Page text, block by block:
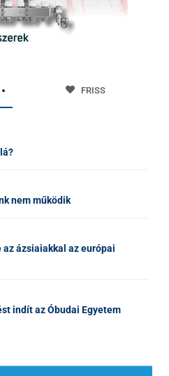
FRISS
nem működik
az ázsiaiakkal az európai
indít az Óbudai Egyetem